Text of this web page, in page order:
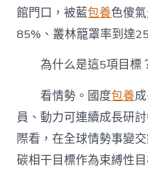
館門口，被藍包養色傻
85%、叢林籠罩率到達
為什么是這5項目標
看情勢。國度包養
員、動力可連續成長研
際看，在全球情勢事變
碳相干目標作為束縛性